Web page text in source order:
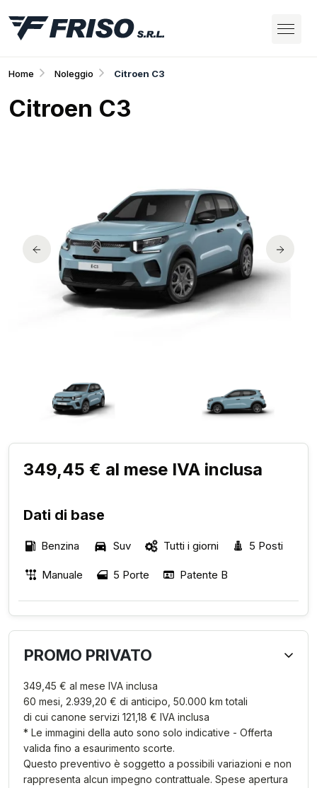
Home Noleggio Citroen C3
Citroen C3
349,45 € al mese IVA inclusa
Dati di base
Benzina Suv Tutti i giorni 5 Posti
Manuale 5 Porte Patente B
PROMO PRIVATO
349,45 € al mese IVA inclusa
60 mesi, 2.939,20 € di anticipo, 50.000 km totali
di cui canone servizi 121,18 € IVA inclusa
* Le immagini della auto sono solo indicative - Offerta
valida fino a esaurimento scorte.
Questo preventivo è soggetto a possibili variazioni e non
rappresenta alcun impegno contrattuale. Spese apertura